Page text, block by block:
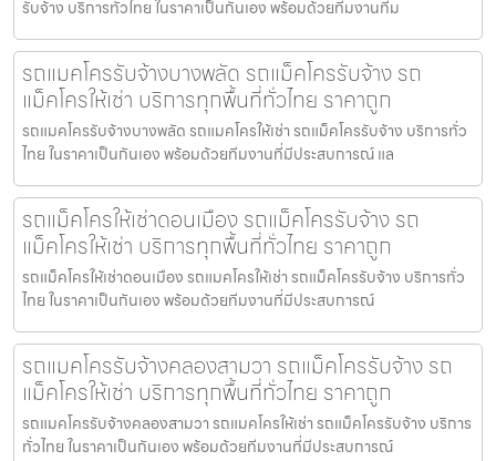
รับจ้าง บริการทั่วไทย ในราคาเป็นกันเอง พร้อมด้วยทีมงานที่ม
รถแมคโครรับจ้างบางพลัด รถแม็คโครรับจ้าง รถ
แม็คโครให้เช่า บริการทุกพื้นที่ทั่วไทย ราคาถูก
รถแมคโครรับจ้างบางพลัด รถแมคโครให้เช่า รถแม็คโครรับจ้าง บริการทั่ว
ไทย ในราคาเป็นกันเอง พร้อมด้วยทีมงานที่มีประสบการณ์ แล
รถแม็คโครให้เช่าดอนเมือง รถแม็คโครรับจ้าง รถ
แม็คโครให้เช่า บริการทุกพื้นที่ทั่วไทย ราคาถูก
รถแม็คโครให้เช่าดอนเมือง รถแมคโครให้เช่า รถแม็คโครรับจ้าง บริการทั่ว
ไทย ในราคาเป็นกันเอง พร้อมด้วยทีมงานที่มีประสบการณ์
รถแมคโครรับจ้างคลองสามวา รถแม็คโครรับจ้าง รถ
แม็คโครให้เช่า บริการทุกพื้นที่ทั่วไทย ราคาถูก
รถแมคโครรับจ้างคลองสามวา รถแมคโครให้เช่า รถแม็คโครรับจ้าง บริการ
ทั่วไทย ในราคาเป็นกันเอง พร้อมด้วยทีมงานที่มีประสบการณ์